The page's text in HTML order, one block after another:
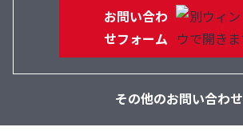
お問い合わ
せフォーム
その他のお問い合わせ